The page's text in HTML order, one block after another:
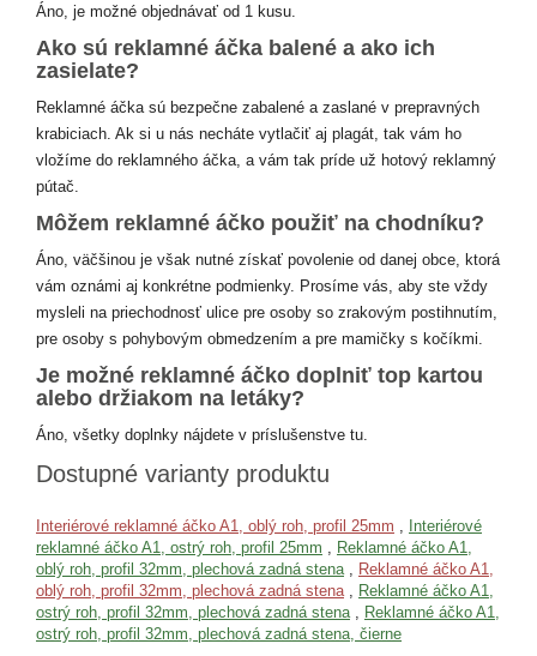
Áno, je možné objednávať od 1 kusu.
Ako sú reklamné áčka balené a ako ich
zasielate?
Reklamné áčka sú bezpečne zabalené a zaslané v prepravných
krabiciach. Ak si u nás necháte vytlačiť aj plagát, tak vám ho
vložíme do reklamného áčka, a vám tak príde už hotový reklamný
pútač.
Môžem reklamné áčko použiť na chodníku?
Áno, väčšinou je však nutné získať povolenie od danej obce, ktorá
vám oznámi aj konkrétne podmienky. Prosíme vás, aby ste vždy
mysleli na priechodnosť ulice pre osoby so zrakovým postihnutím,
pre osoby s pohybovým obmedzením a pre mamičky s kočíkmi.
Je možné reklamné áčko doplniť top kartou
alebo držiakom na letáky?
Áno, všetky doplnky nájdete v príslušenstve tu.
Dostupné varianty produktu
Interiérové reklamné áčko A1, oblý roh, profil 25mm
Interiérové
reklamné áčko A1, ostrý roh, profil 25mm
Reklamné áčko A1,
oblý roh, profil 32mm, plechová zadná stena
Reklamné áčko A1,
oblý roh, profil 32mm, plechová zadná stena
Reklamné áčko A1,
ostrý roh, profil 32mm, plechová zadná stena
Reklamné áčko A1,
ostrý roh, profil 32mm, plechová zadná stena, čierne